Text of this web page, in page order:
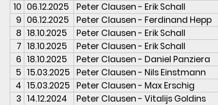
10 06.12.2025
Peter Clausen - Erik Schall
9 06.12.2025
Peter Clausen - Ferdinand Hepp
8 18.10.2025
Peter Clausen - Erik Schall
7 18.10.2025
Peter Clausen - Erik Schall
6 18.10.2025
Peter Clausen - Daniel Panziera
5 15.03.2025
Peter Clausen - Nils Einstmann
4 15.03.2025
Peter Clausen - Max Erschig
3 14.12.2024
Peter Clausen - Vitalijs Goldins